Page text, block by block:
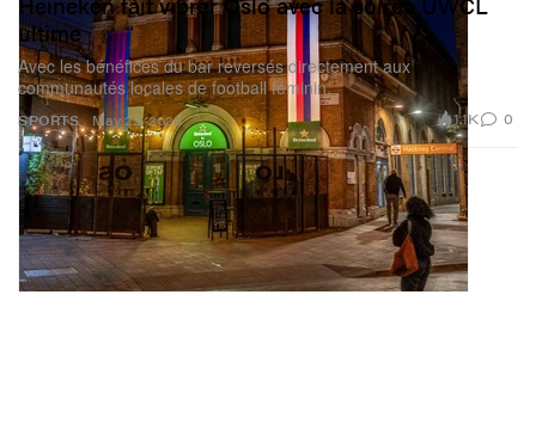
SPORTS
ultime
Avec les bénéfices du bar reversés directement aux
communautés locales de football féminin.
May 22, 2026 1.1K 0